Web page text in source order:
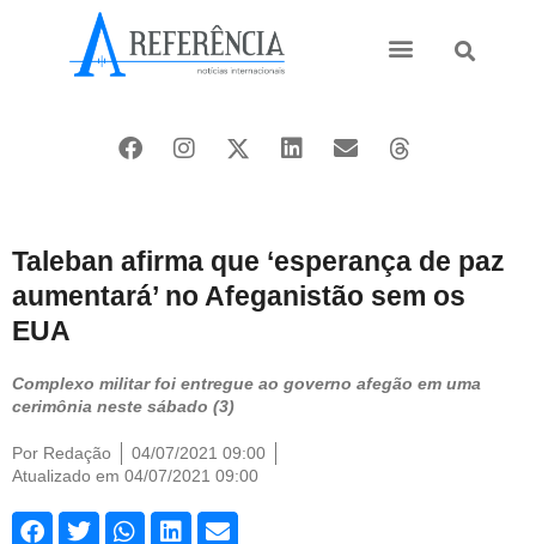
Taleban afirma que ‘esperança de paz
aumentará’ no Afeganistão sem os
EUA
Complexo militar foi entregue ao governo afegão em uma
cerimônia neste sábado (3)
Por Redação
04/07/2021 09:00
Atualizado em 04/07/2021 09:00